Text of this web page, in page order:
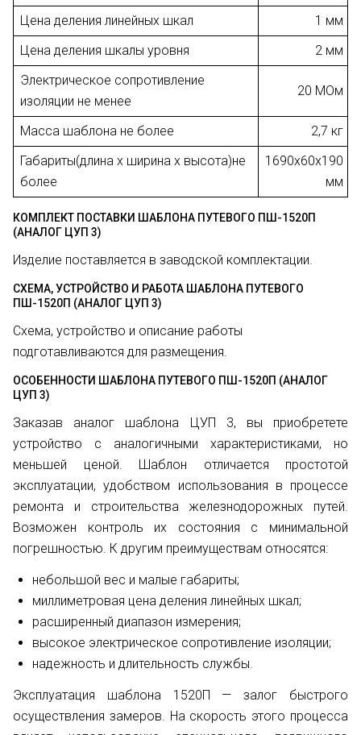
Цена деления линейных шкал
1 мм
Цена деления шкалы уровня
2 мм
Электрическое сопротивление
изоляции не менее
20 МОм
Масса шаблона не более
2,7 кг
Габариты(длина х ширина х высота)не
более
1690х60х190
мм
КОМПЛЕКТ ПОСТАВКИ ШАБЛОНА ПУТЕВОГО ПШ-1520П
(АНАЛОГ ЦУП 3)
Изделие поставляется в заводской комплектации.
СХЕМА, УСТРОЙСТВО И РАБОТА ШАБЛОНА ПУТЕВОГО
ПШ-1520П (АНАЛОГ ЦУП 3)
Схема, устройство и описание работы
подготавливаются для размещения.
ОСОБЕННОСТИ ШАБЛОНА ПУТЕВОГО ПШ-1520П (АНАЛОГ
ЦУП 3)
Заказав аналог шаблона ЦУП 3, вы приобретете
устройство с аналогичными характеристиками, но
меньшей ценой. Шаблон отличается простотой
эксплуатации, удобством использования в процессе
ремонта и строительства железнодорожных путей.
Возможен контроль их состояния с минимальной
погрешностью. К другим преимуществам относятся:
небольшой вес и малые габариты;
миллиметровая цена деления линейных шкал;
расширенный диапазон измерения;
высокое электрическое сопротивление изоляции;
надежность и длительность службы.
Эксплуатация шаблона 1520П — залог быстрого
осуществления замеров. На скорость этого процесса